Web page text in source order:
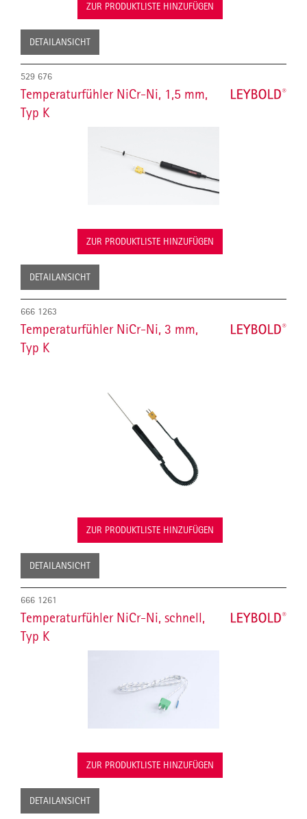
ZUR PRODUKTLISTE HINZUFÜGEN
DETAILANSICHT
529 676
Temperaturfühler NiCr-Ni, 1,5 mm,
Typ K
ZUR PRODUKTLISTE HINZUFÜGEN
DETAILANSICHT
666 1263
Temperaturfühler NiCr-Ni, 3 mm,
Typ K
ZUR PRODUKTLISTE HINZUFÜGEN
DETAILANSICHT
666 1261
Temperaturfühler NiCr-Ni, schnell,
Typ K
ZUR PRODUKTLISTE HINZUFÜGEN
DETAILANSICHT